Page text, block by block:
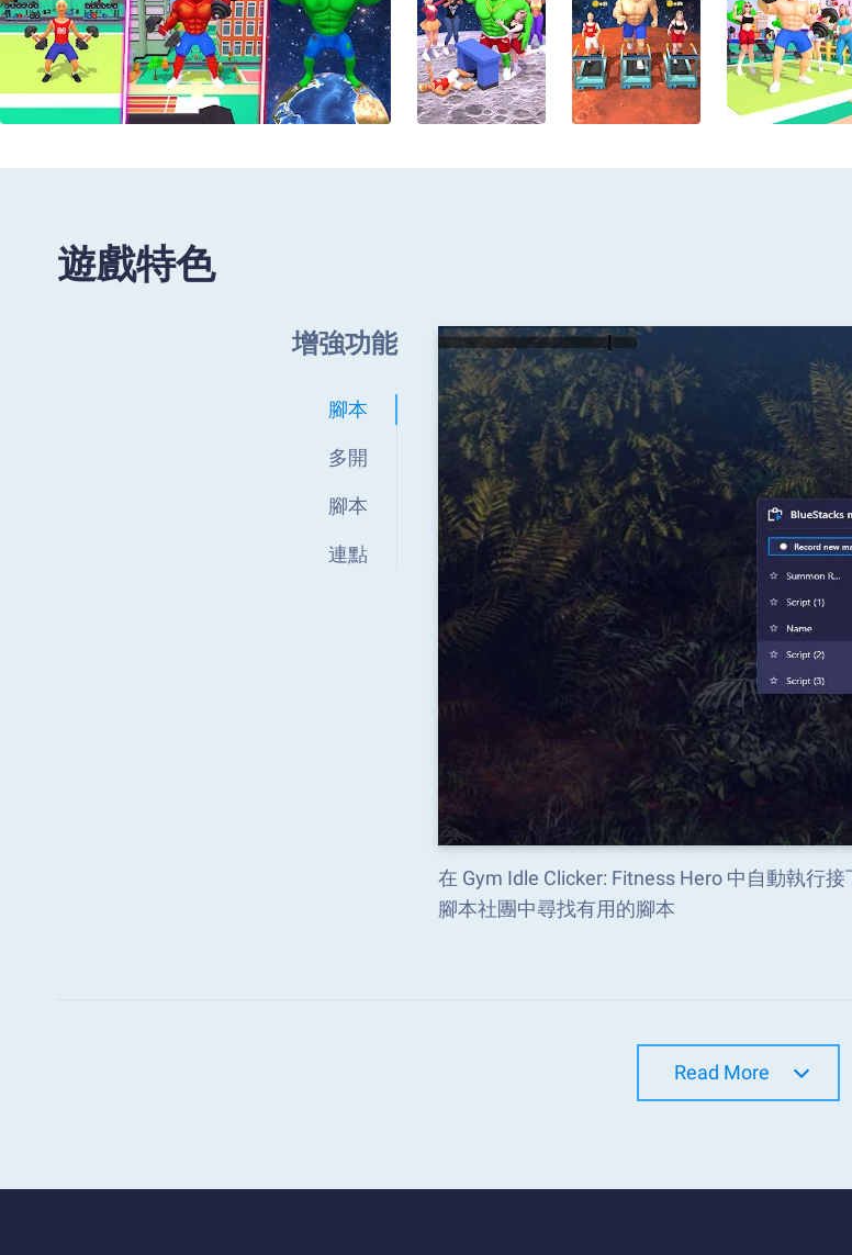
遊戲特色
增強功能
腳本
多開
腳本
連點
在 Gym Idle Clicker: Fitness Hero 中自動執行
腳本社團中尋找有用的腳本
Read More